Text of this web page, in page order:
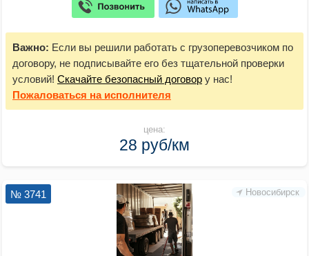
Важно: Если вы решили работать с грузоперевозчиком по
договору, не подписывайте его без тщательной проверки
условий! Скачайте безопасный договор у нас!
Пожаловаться на исполнителя
цена:
28 руб/км
Новосибирск
№ 3741